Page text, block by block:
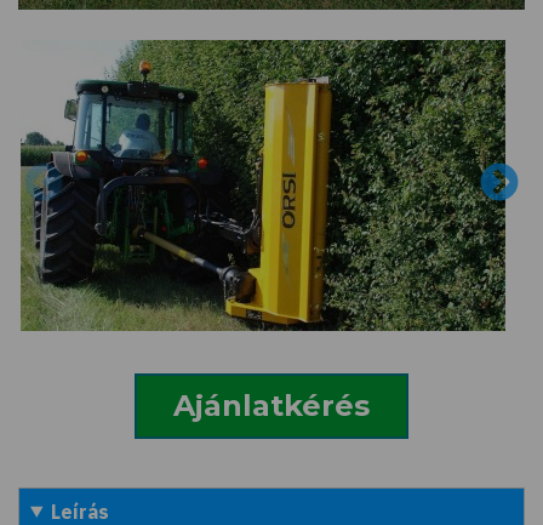
Ajánlatkérés
Leírás